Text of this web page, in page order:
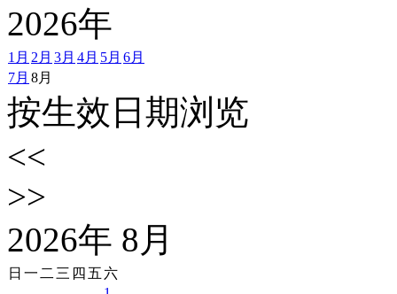
2026年
1月 2月 3月 4月 5月 6月
7月 8月
按生效日期浏览
<<
>>
2026年 8 月
日 一 二 三 四 五 六